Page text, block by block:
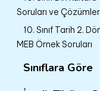
Soruları ve
10. Sınıf Tarih 2.
MEB Örnek Soruları
Sınıflara Göre